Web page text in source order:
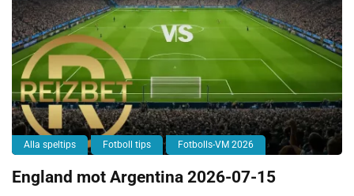
Alla speltips Fotboll tips Fotbolls-VM 2026
England mot Argentina 2026-07-15